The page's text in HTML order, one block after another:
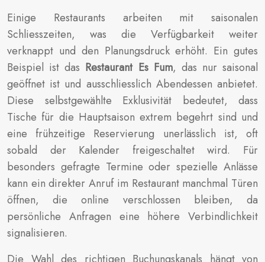
Einige Restaurants arbeiten mit saisonalen
Schliesszeiten, was die Verfügbarkeit weiter
verknappt und den Planungsdruck erhöht. Ein gutes
Beispiel ist das Restaurant Es Fum, das nur saisonal
geöffnet ist und ausschliesslich Abendessen anbietet.
Diese selbstgewählte Exklusivität bedeutet, dass
Tische für die Hauptsaison extrem begehrt sind und
eine frühzeitige Reservierung unerlässlich ist, oft
sobald der Kalender freigeschaltet wird. Für
besonders gefragte Termine oder spezielle Anlässe
kann ein direkter Anruf im Restaurant manchmal Türen
öffnen, die online verschlossen bleiben, da
persönliche Anfragen eine höhere Verbindlichkeit
signalisieren.
Die Wahl des richtigen Buchungskanals hängt von